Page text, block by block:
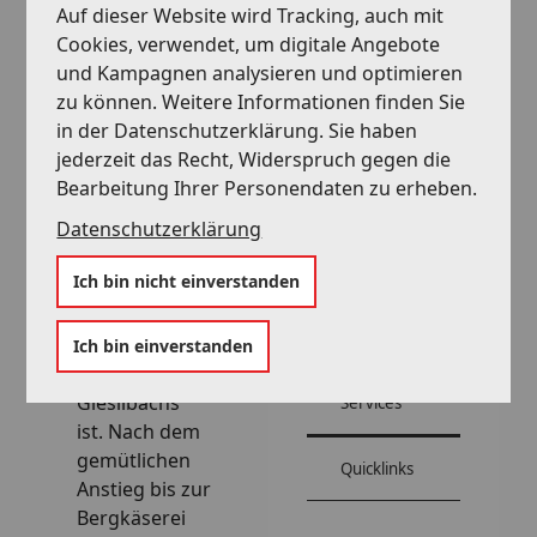
Alle Themen
5 Gründe warum
Incentive Ideen
Nachhaltigkeit
Informationen
Veranstaltung planen
Alle Themen
Seminar- und Kongresshotels
Eventlocations & Bankettsäle
Veranstaltungszentren
Rahmenprogramme
Über uns
Partner Infoportal
Kongressplanung
wird etwas
offener und
man wandert an
Bauernhöfen
und Wiesen
vorbei. Mitten in
der Wiese auf
der Allmend
kann
ausgemacht
werden, wo
wohl der
Quellsprung des
Gieslibachs
ist. Nach dem
gemütlichen
Anstieg bis zur
Bergkäserei
Museums-
Pass
Ein Pass, neun Museen
at Bre
Services
Quicklinks
Auf dieser Website wird Tracking, auch mit
Cookies, verwendet, um digitale Angebote
und Kampagnen analysieren und optimieren
zu können. Weitere Informationen finden Sie
in der Datenschutzerklärung. Sie haben
jederzeit das Recht, Widerspruch gegen die
Bearbeitung Ihrer Personendaten zu erheben.
Datenschutzerklärung
Ich bin nicht einverstanden
Ich bin einverstanden